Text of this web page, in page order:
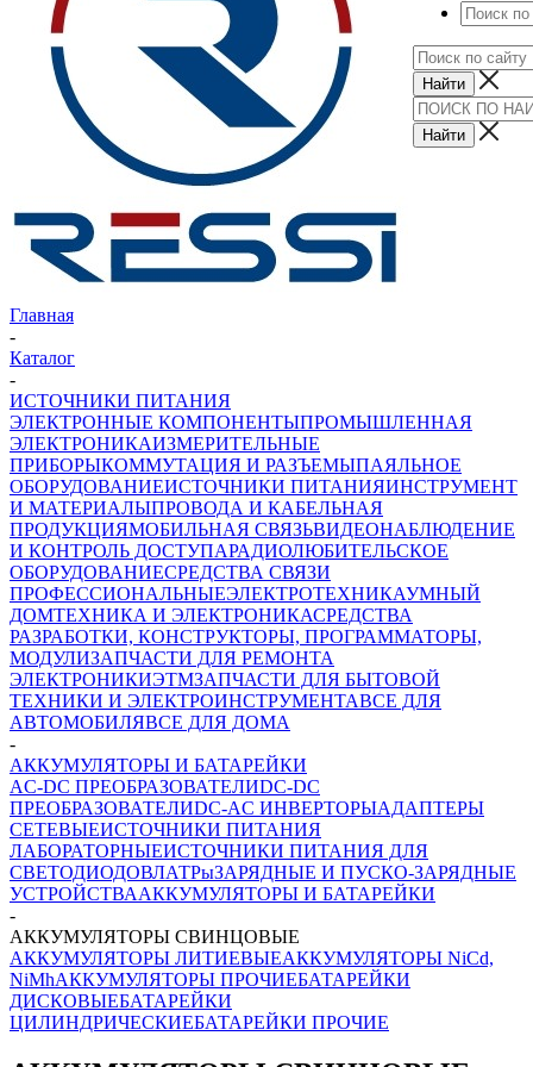
Главная
-
Каталог
-
ИСТОЧНИКИ ПИТАНИЯ
ЭЛЕКТРОННЫЕ КОМПОНЕНТЫПРОМЫШЛЕННАЯ
ЭЛЕКТРОНИКАИЗМЕРИТЕЛЬНЫЕ
ПРИБОРЫКОММУТАЦИЯ И РАЗЪЕМЫПАЯЛЬНОЕ
ОБОРУДОВАНИЕИСТОЧНИКИ ПИТАНИЯИНСТРУМЕНТ
И МАТЕРИАЛЫПРОВОДА И КАБЕЛЬНАЯ
ПРОДУКЦИЯМОБИЛЬНАЯ СВЯЗЬВИДЕОНАБЛЮДЕНИЕ
И КОНТРОЛЬ ДОСТУПАРАДИОЛЮБИТЕЛЬСКОЕ
ОБОРУДОВАНИЕСРЕДСТВА СВЯЗИ
ПРОФЕССИОНАЛЬНЫЕЭЛЕКТРОТЕХНИКАУМНЫЙ
ДОМТЕХНИКА И ЭЛЕКТРОНИКАСРЕДСТВА
РАЗРАБОТКИ, КОНСТРУКТОРЫ, ПРОГРАММАТОРЫ,
МОДУЛИЗАПЧАСТИ ДЛЯ РЕМОНТА
ЭЛЕКТРОНИКИЭТМЗАПЧАСТИ ДЛЯ БЫТОВОЙ
ТЕХНИКИ И ЭЛЕКТРОИНСТРУМЕНТАВСЕ ДЛЯ
АВТОМОБИЛЯВСЕ ДЛЯ ДОМА
-
АККУМУЛЯТОРЫ И БАТАРЕЙКИ
AC-DC ПРЕОБРАЗОВАТЕЛИDC-DC
ПРЕОБРАЗОВАТЕЛИDC-AC ИНВЕРТОРЫАДАПТЕРЫ
СЕТЕВЫЕИСТОЧНИКИ ПИТАНИЯ
ЛАБОРАТОРНЫЕИСТОЧНИКИ ПИТАНИЯ ДЛЯ
СВЕТОДИОДОВЛАТРыЗАРЯДНЫЕ И ПУСКО-ЗАРЯДНЫЕ
УСТРОЙСТВААККУМУЛЯТОРЫ И БАТАРЕЙКИ
-
АККУМУЛЯТОРЫ СВИНЦОВЫЕ
АККУМУЛЯТОРЫ ЛИТИЕВЫЕАККУМУЛЯТОРЫ NiCd,
NiMhАККУМУЛЯТОРЫ ПРОЧИЕБАТАРЕЙКИ
ДИСКОВЫЕБАТАРЕЙКИ
ЦИЛИНДРИЧЕСКИЕБАТАРЕЙКИ ПРОЧИЕ